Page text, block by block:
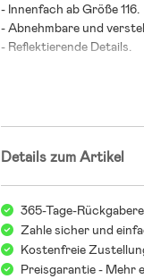
- Innenfach ab Größe 116.
- Abnehmbare und
- Reflektierende Details.
- Fluorkohlenstoff-freie,
- Vom
- Wattierung: 100 %
- Hauptmaterial: 59 %
- Futter: 55 % recycelter
Details zum Artikel
365-Tage-
Zahle sicher und
Kostenfreie
Preisgarantie - Mehr